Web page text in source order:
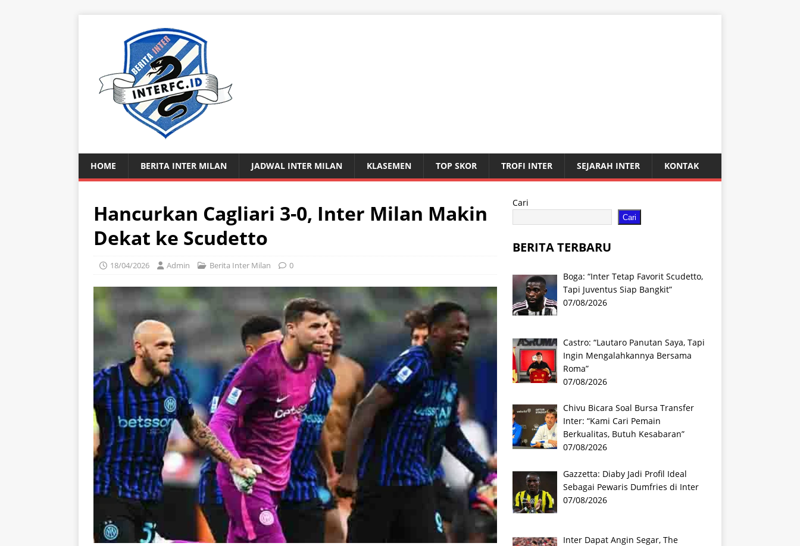
HOME BERITA INTER MILAN JADWAL INTER MILAN KLASEMEN TOP SKOR TROFI INTER SEJARAH INTER KONTAK
Hancurkan Cagliari 3-0, Inter Milan Makin
Dekat ke Scudetto
18/04/2026 Admin Berita Inter Milan 0
Cari
Cari
BERITA TERBARU
Boga: “Inter Tetap Favorit Scudetto,
Tapi Juventus Siap Bangkit”
07/08/2026
Castro: “Lautaro Panutan Saya, Tapi
Ingin Mengalahkannya Bersama
Roma”
07/08/2026
Chivu Bicara Soal Bursa Transfer
Inter: “Kami Cari Pemain
Berkualitas, Butuh Kesabaran”
07/08/2026
Gazzetta: Diaby Jadi Profil Ideal
Sebagai Pewaris Dumfries di Inter
07/08/2026
Inter Dapat Angin Segar, The